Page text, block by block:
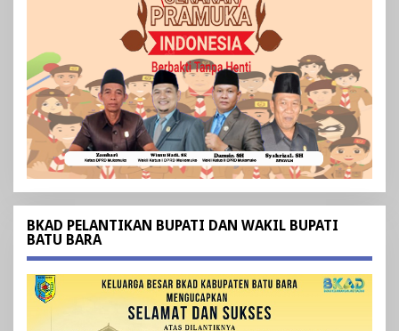
BKAD PELANTIKAN BUPATI DAN WAKIL BUPATI
BATU BARA